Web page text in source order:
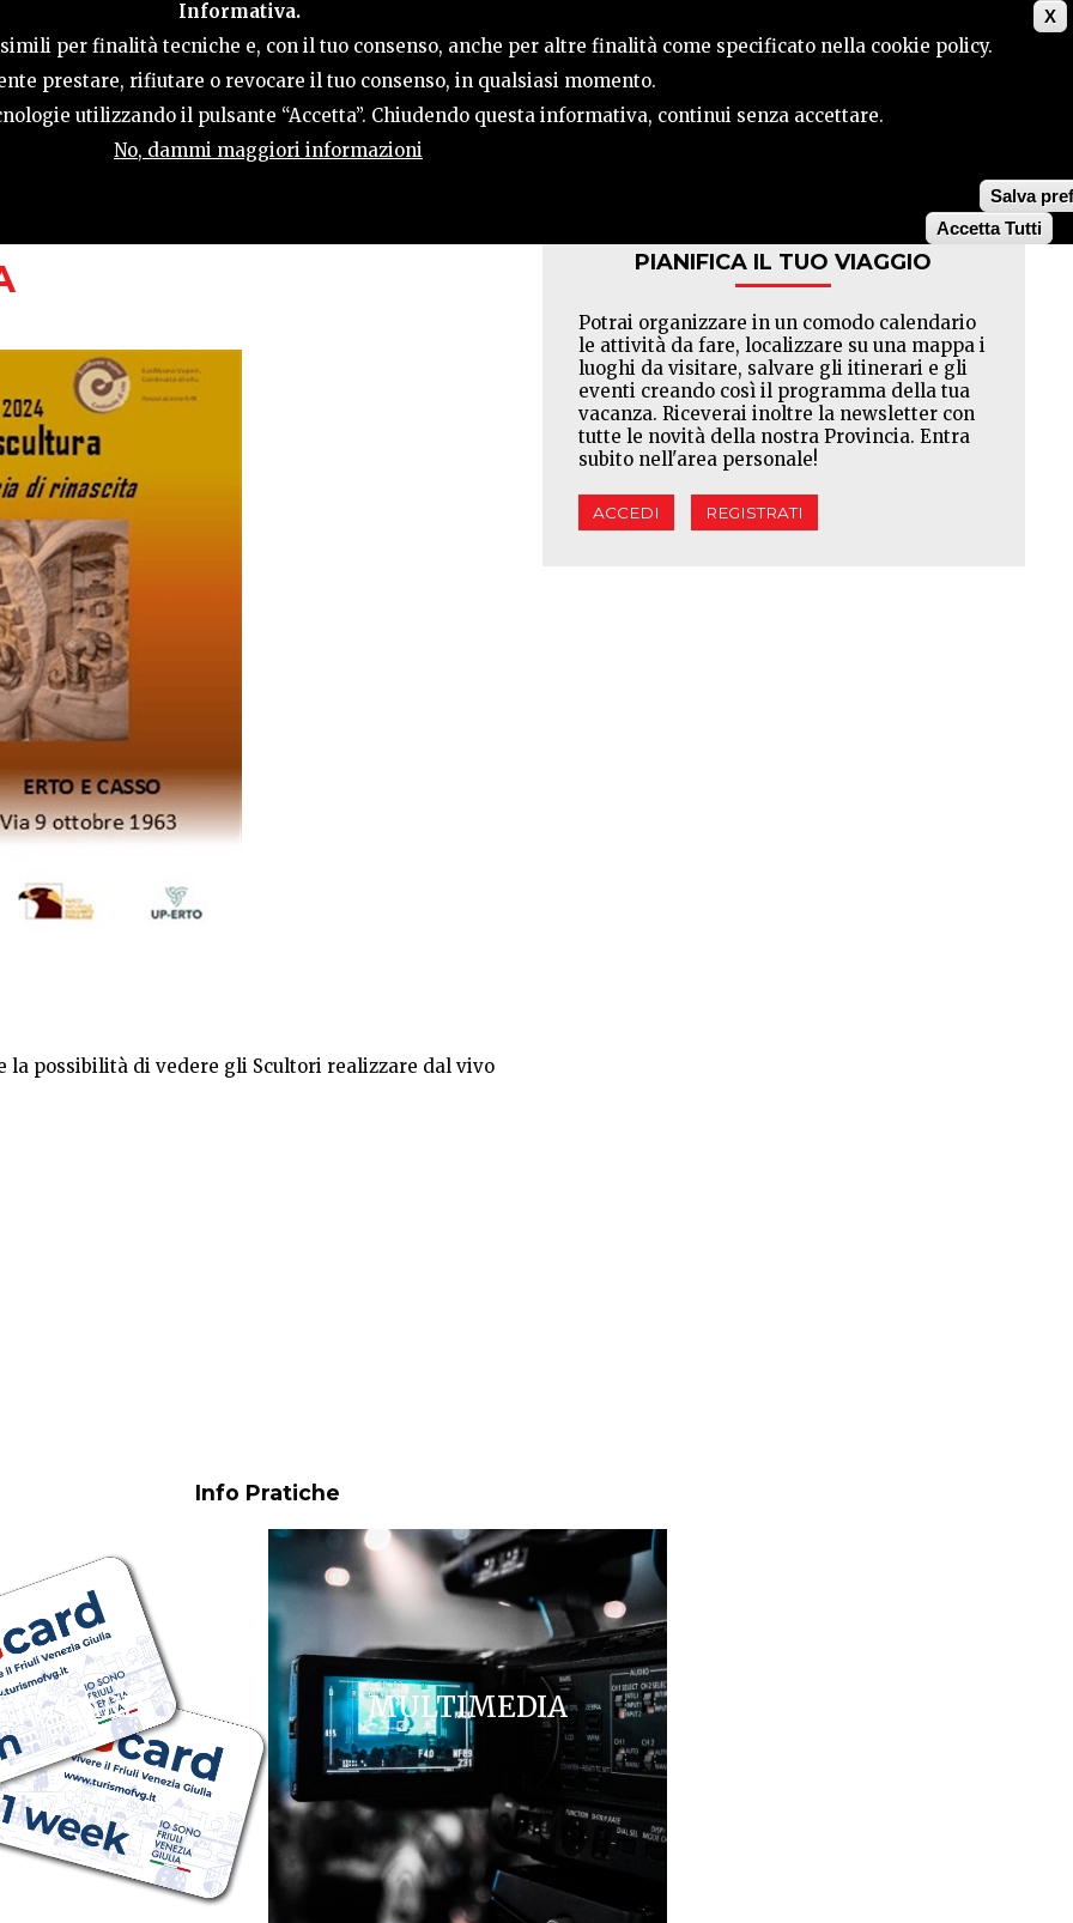
X
Informativa.
per finalità tecniche e, con il tuo consenso, anche per altre finalità come specificato nella cookie policy.
prestare, rifiutare o revocare il tuo consenso, in qualsiasi momento.
utilizzando il pulsante “Accetta”. Chiudendo questa informativa, continui senza accettare.
No, dammi maggiori informazioni
Salva
Accetta Tutti
COSA FARE OSPITALITÀ GUIDA UTILE CONTATTI CERCA
la possibilità di vedere gli Scultori realizzare dal vivo
PIANIFICA IL TUO VIAGGIO
Potrai organizzare in un comodo calendario
le attività da fare, localizzare su una mappa i
luoghi da visitare, salvare gli itinerari e gli
eventi creando così il programma della tua
vacanza. Riceverai inoltre la newsletter con
tutte le novità della nostra Provincia. Entra
subito nell'area personale!
ACCEDI REGISTRATI
Info Pratiche
CARD MULTIMEDIA